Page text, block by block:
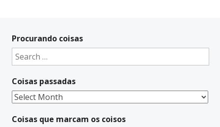
Procurando coisas
Search
for:
Coisas passadas
Coisas
Coisas que marcam os coisos